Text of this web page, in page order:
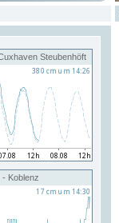
Steubenhöft
- Koblenz